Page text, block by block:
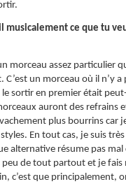
musicalement ce que tu
morceau assez particulier
un morceau où il n’y a
le sortir en premier était
auront des refrains
plus bourrins car
En tout cas, je suis
alternative résume pas mal
de tout partout et je fais
c’est que principalement,